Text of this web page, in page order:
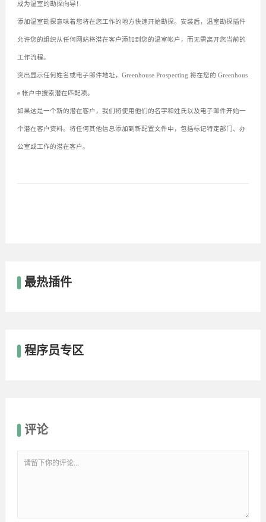
成为温室的勘探向导！
添加温室勘探意味着您将在您工作的地方快速开始勘探。安装后，温室勘探插件
允许您的组织从任何网站将潜在客户添加到您的温室帐户，而无需离开您当前的
工作流程。
突出显示任何姓名或电子邮件地址，Greenhouse Prospecting 将在您的 Greenhous
e 帐户中搜索潜在匹配项。
如果这是一个新的潜在客户，我们将使用他们的名字和姓氏以及电子邮件开始一
个潜在客户资料。将任何其他信息添加到新配置文件中，包括标记特定部门、办
公室或工作的潜在客户。
最热插件
程序员专区
评论